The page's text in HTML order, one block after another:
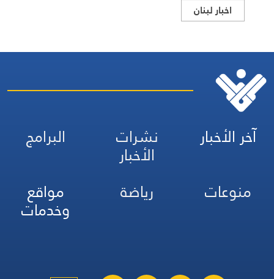
اخبار لبنان
آخر الأخبار نشرات
الأخبار
البرامج
منوعات
رياضة مواقع
وخدمات